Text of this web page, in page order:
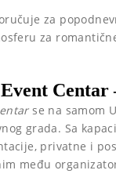
za
za
Centar
se na samom
grada. Sa
privatne i
među